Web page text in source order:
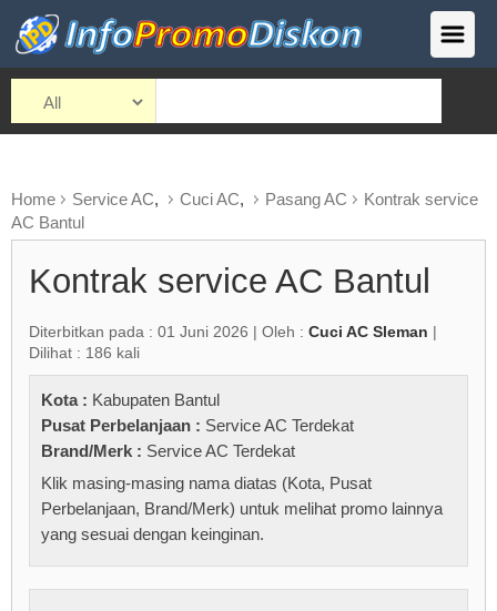
Home Service AC, Cuci AC, Pasang AC
Kontrak service
AC Bantul
Kontrak service AC Bantul
Diterbitkan pada : 01 Juni 2026 | Oleh : Cuci AC Sleman |
Dilihat : 186 kali
Kota : Kabupaten Bantul
Pusat Perbelanjaan : Service AC Terdekat
Brand/Merk : Service AC Terdekat
Klik masing-masing nama diatas (Kota, Pusat
Perbelanjaan, Brand/Merk) untuk melihat promo lainnya
yang sesuai dengan keinginan.